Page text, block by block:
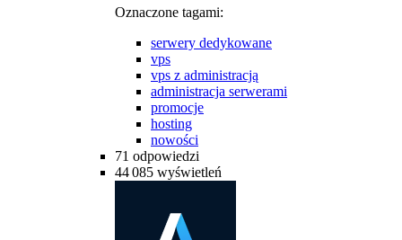
Oznaczone tagami:
serwery dedykowane
vps
vps z administracją
administracja serwerami
promocje
hosting
nowości
71 odpowiedzi
44 085 wyświetleń